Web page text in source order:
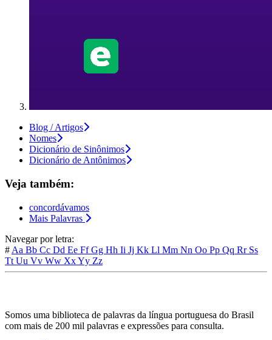
Blog / Artigos
Nomes
Dicionário de Sinônimos
Dicionário de Antônimos
Veja também:
concordávamos
Mais Palavras
Navegar por letra:
# Aa Bb Cc Dd Ee FfGg Hh Ii Jj Kk Ll Mm Nn Oo Pp Qq Rr Ss
Tt Uu Vv Ww XxYy Zz
Somos uma biblioteca de palavras da língua portuguesa do Brasil
com mais de 200 mil palavras e expressões para consulta.